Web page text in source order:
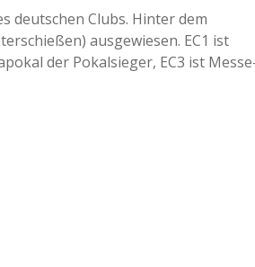
deutschen Clubs. Hinter dem
ausgewiesen. EC1 ist
der Pokalsieger, EC3 ist